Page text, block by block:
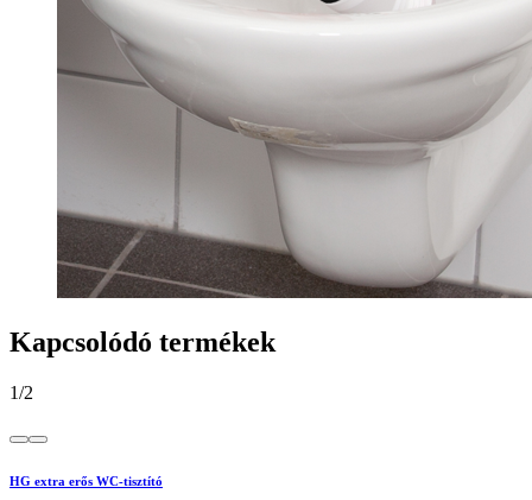
Kapcsolódó termékek
1/2
HG extra erős WC-tisztító